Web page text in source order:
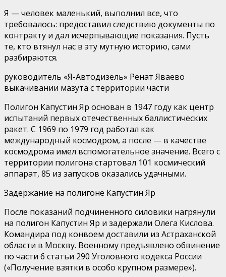
Я — человек маленький, выполнил все, что
требовалось: предоставил следствию документы по
контракту и дал исчерпывающие показания. Пусть
те, кто втянул нас в эту мутную историю, сами
разбираются.
руководитель «Я-Автодизель» Ренат Яваево
выкачивании мазута с территории части
Полигон Капустин Яр основан в 1947 году как центр
испытаний первых отечественных баллистических
ракет. С 1969 по 1979 год работал как
международный космодром, а после — в качестве
космодрома имел вспомогательное значение. Всего с
территории полигона стартовал 101 космический
аппарат, 85 из запусков оказались удачными.
Задержание на полигоне Капустин Яр
После показаний подчиненного силовики нагрянули
на полигон Капустин Яр и задержали Олега Кислова.
Командира под конвоем доставили из Астраханской
области в Москву. Военному предъявлено обвинение
по части 6 статьи 290 Уголовного кодекса России
(«Получение взятки в особо крупном размере»).